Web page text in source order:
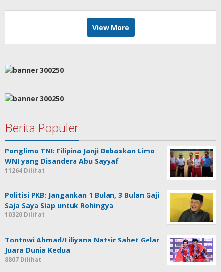
View More
Berita Populer
Panglima TNI: Filipina Janji Bebaskan Lima
WNI yang Disandera Abu Sayyaf
11264 Dilihat
Politisi PKB: Jangankan 1 Bulan, 3 Bulan Gaji
Saja Saya Siap untuk Rohingya
10320 Dilihat
Tontowi Ahmad/Liliyana Natsir Sabet Gelar
Juara Dunia Kedua
8807 Dilihat